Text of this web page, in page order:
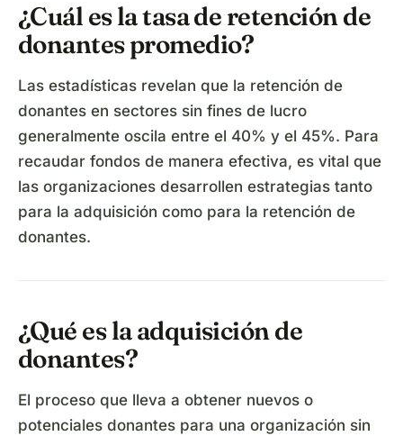
¿Cuál es la tasa de retención de
donantes promedio?
Las estadísticas revelan que la retención de
donantes en sectores sin fines de lucro
generalmente oscila entre el 40% y el 45%. Para
recaudar fondos de manera efectiva, es vital que
las organizaciones desarrollen estrategias tanto
para la adquisición como para la retención de
donantes.
¿Qué es la adquisición de
donantes?
El proceso que lleva a obtener nuevos o
potenciales donantes para una organización sin